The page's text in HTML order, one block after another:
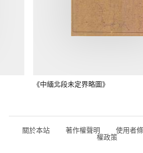
《中緬北段未定界略圖》
關於本站 著作權聲明 使用者
權政策